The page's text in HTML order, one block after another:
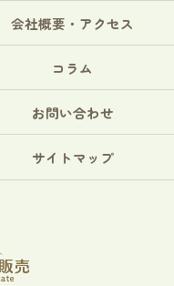
会社概要・アクセス
コラム
お問い合わせ
サイトマップ